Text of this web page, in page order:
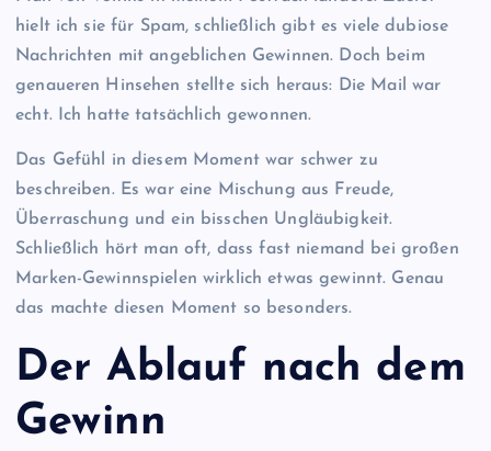
hielt ich sie für Spam, schließlich gibt es viele dubiose
Nachrichten mit angeblichen Gewinnen. Doch beim
genaueren Hinsehen stellte sich heraus: Die Mail war
echt. Ich hatte tatsächlich gewonnen.
Das Gefühl in diesem Moment war schwer zu
beschreiben. Es war eine Mischung aus Freude,
Überraschung und ein bisschen Ungläubigkeit.
Schließlich hört man oft, dass fast niemand bei großen
Marken-Gewinnspielen wirklich etwas gewinnt. Genau
das machte diesen Moment so besonders.
Der Ablauf nach dem
Gewinn